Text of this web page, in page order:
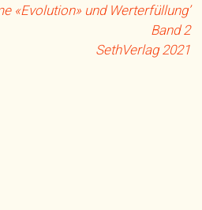
«Evolution» und Werterfüllung’
Band 2
SethVerlag 2021